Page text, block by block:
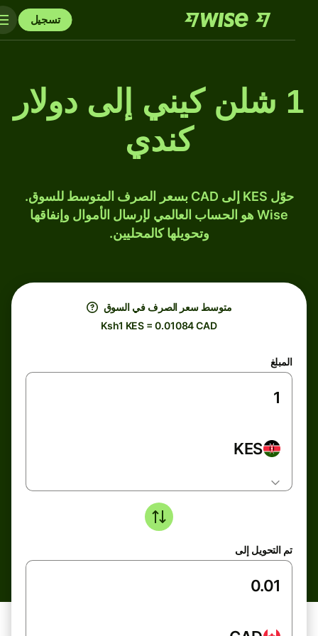
تسجيل
1 شلن كيني إلى دولار
كندي
حوّل KES إلى CAD بسعر الصرف المتوسط للسوق.
Wise هو الحساب العالمي لإرسال الأموال وإنفاقها
وتحويلها كالمحليين.
متوسط ​​سعر الصرف في السوق
Ksh1 KES = 0.01084 CAD
المبلغ
KES
تم التحويل إلى